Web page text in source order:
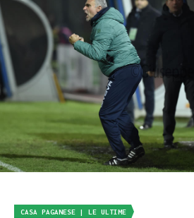
CASA PAGANESE | LE ULTIME